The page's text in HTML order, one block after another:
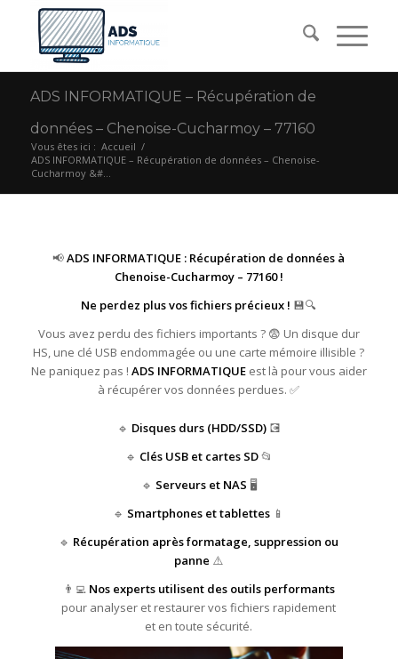
ADS INFORMATIQUE – Récupération de
données – Chenoise-Cucharmoy – 77160
Vous êtes ici : Accueil /
ADS INFORMATIQUE – Récupération de données – Chenoise-
Cucharmoy &#...
📢ADS INFORMATIQUE : Récupération de données à
Chenoise-Cucharmoy – 77160 !
Ne perdez plus vos fichiers précieux ! 💾🔍
Vous avez perdu des fichiers importants ? 😨 Un disque dur
HS, une clé USB endommagée ou une carte mémoire illisible ?
Ne paniquez pas ! ADS INFORMATIQUEest là pour vous aider
à récupérer vos données perdues. ✅
🔹 Disques durs (HDD/SSD)💽
🔹 Clés USB et cartes SD📂
🔹 Serveurs et NAS 🖥️
🔹 Smartphones et tablettes 📱
🔹 Récupération après formatage, suppression ou
panne ⚠️
👨‍💻 Nos experts utilisent des outils performants
pour analyser et restaurer vos fichiers rapidement
et en toute sécurité.